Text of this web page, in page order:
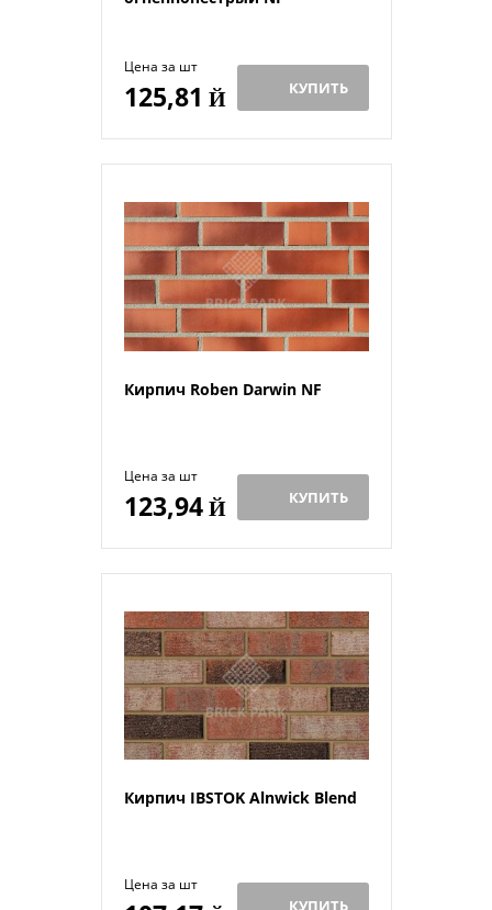
Цена за шт
125,81 Й КУПИТЬ
Кирпич Roben Darwin NF
Цена за шт
123,94Й КУПИТЬ
Кирпич IBSTOK Alnwick Blend
Цена за шт
КУПИТЬ